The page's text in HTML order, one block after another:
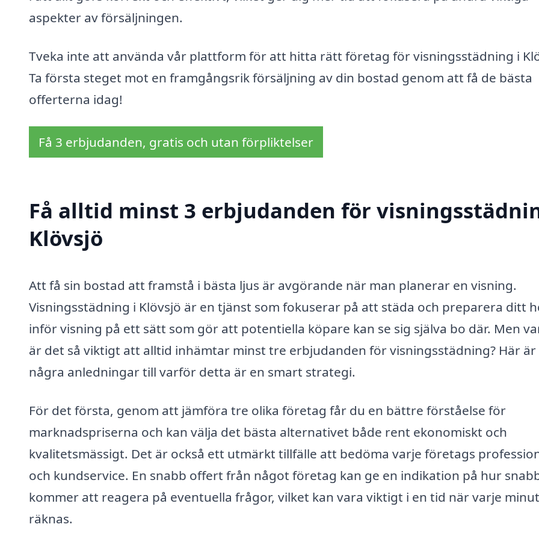
aspekter av försäljningen.
Tveka inte att använda vår plattform för att hitta rätt företag för visningsstädning i
Ta första steget mot en framgångsrik försäljning av din bostad genom att få de bästa
offerterna idag!
Få 3 erbjudanden, gratis och utan förpliktelser
Få alltid minst 3 erbjudanden för
Klövsjö
Att få sin bostad att framstå i bästa ljus är avgörande när man planerar en visning.
Visningsstädning i Klövsjö är en tjänst som fokuserar på att städa och preparera ditt
inför visning på ett sätt som gör att potentiella köpare kan se sig själva bo där. Men
är det så viktigt att alltid inhämtar minst tre erbjudanden för visningsstädning? Här är
några anledningar till varför detta är en smart strategi.
För det första, genom att jämföra tre olika företag får du en bättre förståelse för
marknadspriserna och kan välja det bästa alternativet både rent ekonomiskt och
kvalitetsmässigt. Det är också ett utmärkt tillfälle att bedöma varje företags
och kundservice. En snabb offert från något företag kan ge en indikation på hur
kommer att reagera på eventuella frågor, vilket kan vara viktigt i en tid när varje minut
räknas.